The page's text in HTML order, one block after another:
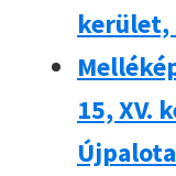
kerület,
15, XV.
Újpalota